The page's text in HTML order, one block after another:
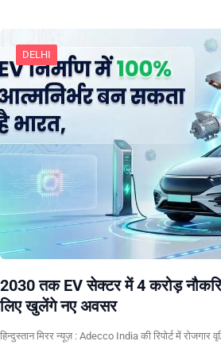
DELHI
2030 तक EV सेक्टर में 4 करोड़
लिए खुलेंगे नए अवसर
हिन्दुस्तान मिरर न्यूज़ : Adecco India की रिपोर्ट में रोजगार